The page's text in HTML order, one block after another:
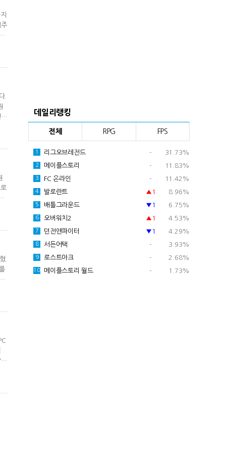
주
.
데일리랭킹
전체 RPG FPS
1 리그오브레전드 - 31.73%
2 메이플스토리 - 11.83%
3 FC 온라인 - 11.42%
4 발로란트 ▲1 8.96%
5 배틀그라운드 ▼1 6.75%
6 오버워치2 ▲1 4.53%
7 던전앤파이터 ▼1 4.29%
8 서든어택 - 3.93%
9 로스트아크 - 2.68%
10 메이플스토리 월드 - 1.73%